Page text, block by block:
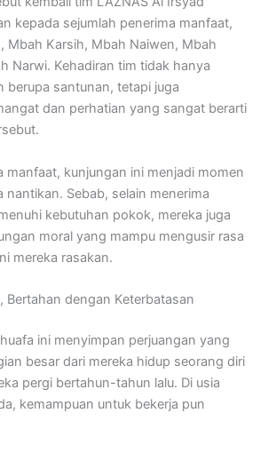
kepada sejumlah penerima manfaat,
Mbah Karsih, Mbah Naiwen, Mbah
Narwi. Kehadiran tim tidak hanya
berupa santunan, tetapi juga
dan perhatian yang sangat berarti
manfaat, kunjungan ini menjadi momen
nantikan. Sebab, selain menerima
kebutuhan pokok, mereka juga
moral yang mampu mengusir rasa
mereka rasakan.
Bertahan dengan Keterbatasan
ini menyimpan perjuangan yang
besar dari mereka hidup seorang diri
pergi bertahun-tahun lalu. Di usia
kemampuan untuk bekerja pun